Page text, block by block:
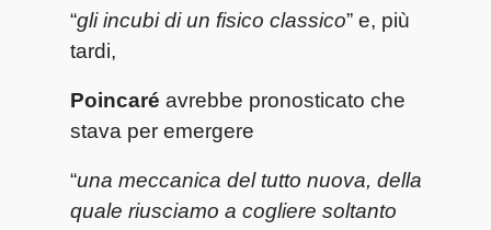
“gli incubi di un fisico classico” e, più
tardi,
Poincaré avrebbe pronosticato che
stava per emergere
“una meccanica del tutto nuova, della
quale riusciamo a cogliere soltanto